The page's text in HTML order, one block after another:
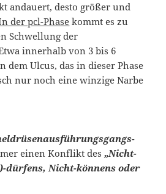
andauert, desto größer und
der pcl-Phase kommt es zu
Schwellung der
innerhalb von 3 bis 6
dem Ulcus, das in dieser Phase
nur noch eine winzige Narbe
einen Konflikt des„Nicht-
dürfens, Nicht-könnens oder